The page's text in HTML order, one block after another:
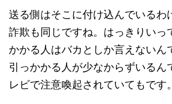
送る側はそこに付け込んでいるわ
詐欺も同じですね。はっきりいっ
かかる人はバカとしか言えないん
引っかかる人が少なからずいるん
レビで注意喚起されていてもです。